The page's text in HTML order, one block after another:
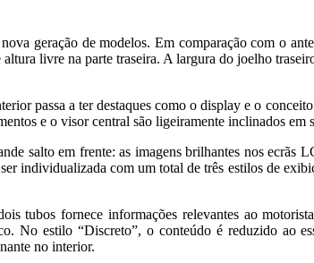
geração de modelos. Em comparação com o
livre na parte traseira. A largura do joelho
passa a ter destaques como o display e o
e o visor central são ligeiramente inclinados em
salto em frente: as imagens brilhantes nos ecrãs
individualizada com um total de três estilos de
tubos fornece informações relevantes ao
No estilo “Discreto”, o conteúdo é reduzido ao
no interior.